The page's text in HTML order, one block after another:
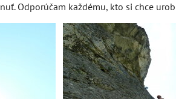
Odporúčam každému, kto si chce